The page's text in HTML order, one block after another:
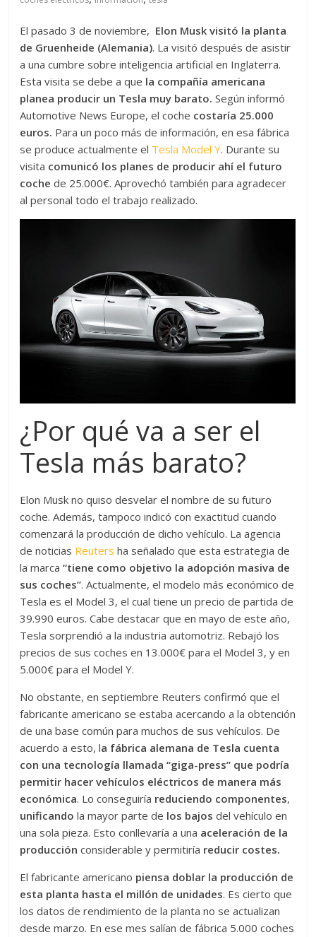
El pasado 3 de noviembre, Elon Musk visitó la planta
de Gruenheide (Alemania). La visitó después de asistir
a una cumbre sobre inteligencia artificial en Inglaterra.
Esta visita se debe a que la compañía americana
planea producir un Tesla muy barato.Según informó
Automotive News Europe, el coche costaría 25.000
euros. Para un poco más de información, en esa fábrica
se produce actualmente el Tesla Model Y. Durante su
visita comunicó los planes de producir ahí el futuro
coche de 25.000€. Aprovechó también para agradecer
al personal todo el trabajo realizado.
¿Por qué va a ser el
Tesla más barato?
Elon Musk no quiso desvelar el nombre de su futuro
coche. Además, tampoco indicó con exactitud cuando
comenzará la producción de dicho vehículo. La agencia
de noticias Reuters ha señalado que esta estrategia de
la marca “tiene como objetivo la adopción masiva de
sus coches”. Actualmente, el modelo más económico de
Tesla es el Model 3, el cual tiene un precio de partida de
39.990 euros. Cabe destacar que en mayo de este año,
Tesla sorprendió a la industria automotriz. Rebajó los
precios de sus coches en 13.000€ para el Model 3, y en
5.000€ para el Model Y.
No obstante, en septiembre Reuters confirmó que el
fabricante americano se estaba acercando a la obtención
de una base común para muchos de sus vehículos. De
acuerdo a esto, la fábrica alemana de Tesla cuenta
con una tecnología llamada “giga-press” que podría
permitir hacer vehículos eléctricos de manera más
económica. Lo conseguiría reduciendo componentes,
unificando la mayor parte de los bajos del vehículo en
una sola pieza. Esto conllevaría a una aceleración de la
producción considerable y permitiría reducir costes.
El fabricante americano piensa doblar la producción de
esta planta hasta el millón de unidades. Es cierto que
los datos de rendimiento de la planta no se actualizan
desde marzo. En ese mes salían de fábrica 5.000 coches